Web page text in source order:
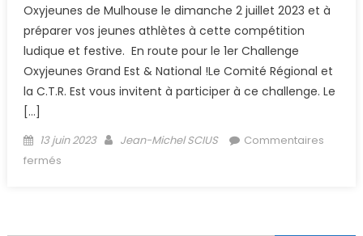
Oxyjeunes de Mulhouse le dimanche 2 juillet 2023 et à
préparer vos jeunes athlètes à cette compétition
ludique et festive. En route pour le 1er Challenge
Oxyjeunes Grand Est & National !Le Comité Régional et
la C.T.R. Est vous invitent à participer à ce challenge. Le
[…]
Posted on
13 juin 2023 Author
Jean-Michel SCIUS
Commentaires
fermés